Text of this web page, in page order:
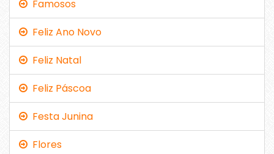
Famosos
Feliz Ano Novo
Feliz Natal
Feliz Páscoa
Festa Junina
Flores